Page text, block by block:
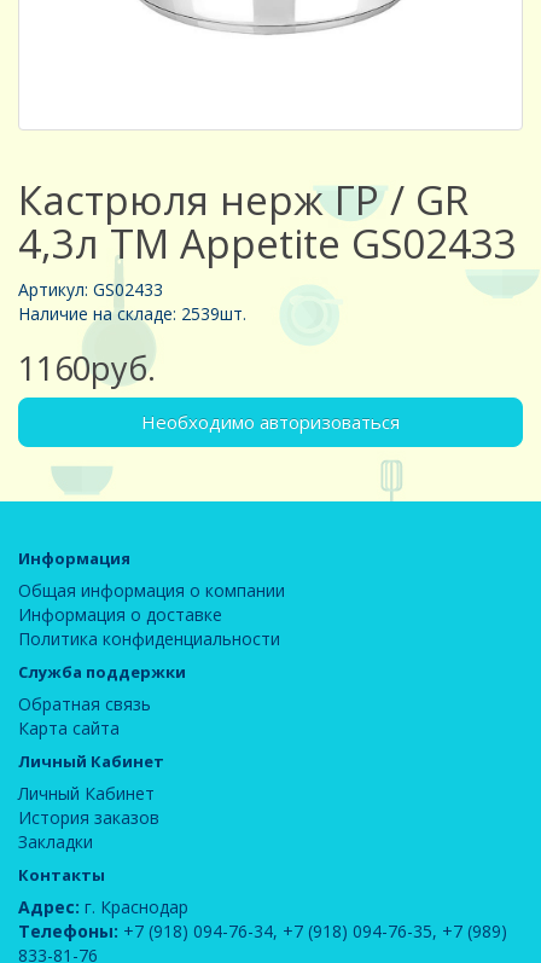
Кастрюля нерж ГР / GR
4,3л ТМ Appetite GS02433
Артикул: GS02433
Наличие на складе: 2539шт.
1160руб.
Необходимо авторизоваться
Информация
Общая информация о компании
Информация о доставке
Политика конфиденциальности
Служба поддержки
Обратная связь
Карта сайта
Личный Кабинет
Личный Кабинет
История заказов
Закладки
Контакты
Адрес: г. Краснодар
Телефоны: +7 (918) 094-76-34, +7 (918) 094-76-35, +7 (989)
833-81-76